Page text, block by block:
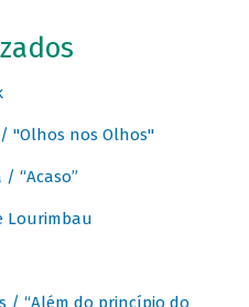
"Olhos nos Olhos"
“Acaso”
Lourimbau